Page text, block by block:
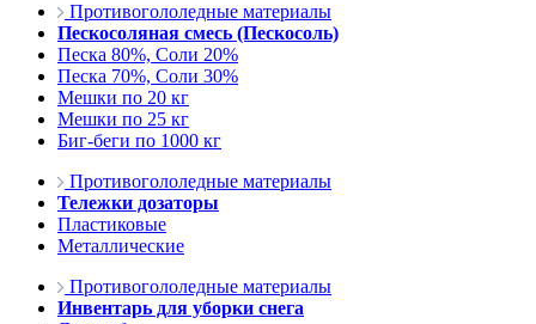
Противогололедные материалы
Пескосоляная смесь (Пескосоль)
Песка 80%, Соли 20%
Песка 70%, Соли 30%
Мешки по 20 кг
Мешки по 25 кг
Биг-беги по 1000 кг
Противогололедные материалы
Тележки дозаторы
Пластиковые
Металлические
Противогололедные материалы
Инвентарь для уборки снега